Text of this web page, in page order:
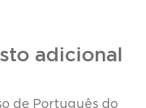
adicional
de Português do